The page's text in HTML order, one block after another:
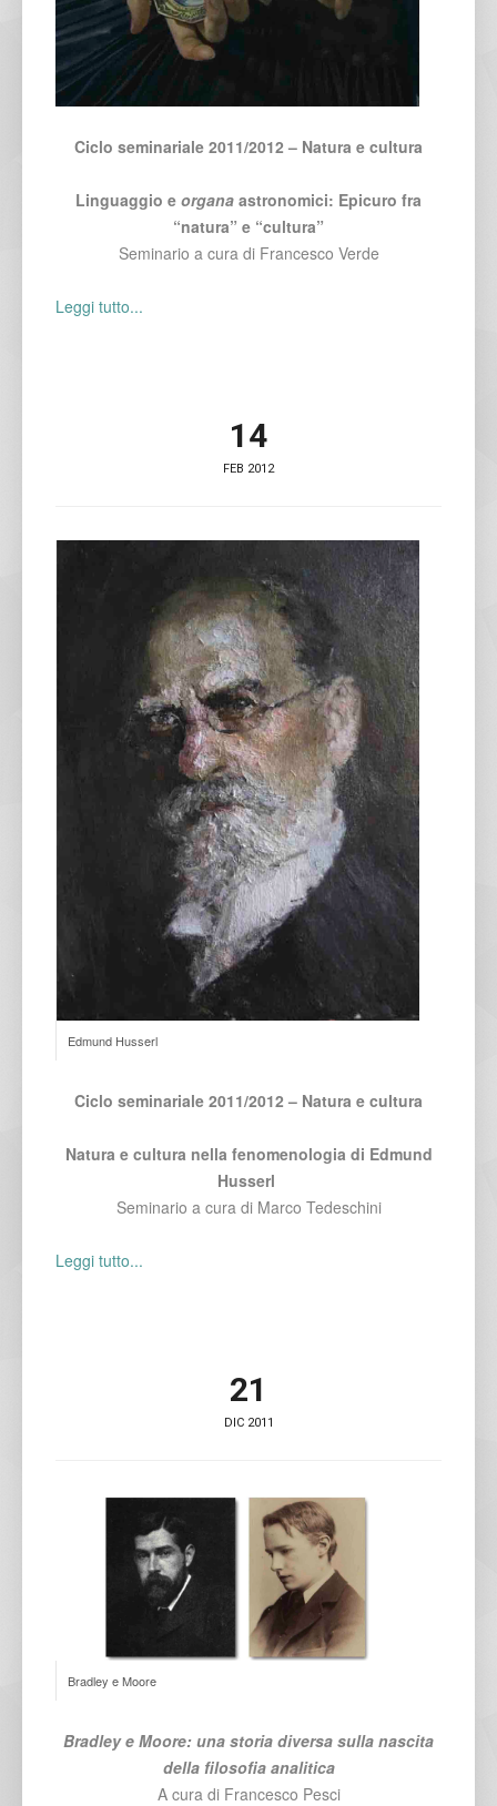
Ciclo seminariale 2011/2012 – Natura e cultura
Linguaggio e organa astronomici: Epicuro fra
“natura” e “cultura”
Seminario a cura di Francesco Verde
Leggi tutto...
14
FEB 2012
Edmund Husserl
Ciclo seminariale 2011/2012 – Natura e cultura
Natura e cultura nella fenomenologia di Edmund
Husserl
Seminario a cura di Marco Tedeschini
Leggi tutto...
21
DIC 2011
Bradley e Moore
Bradley e Moore: una storia diversa sulla nascita
della filosofia analitica
A cura di Francesco Pesci